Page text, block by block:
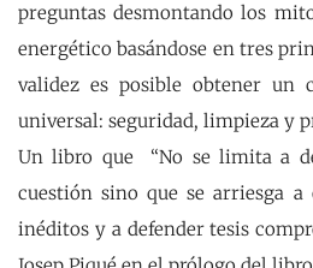
preguntas desmontando los
energético basándose en tres
validez es posible obtener un
universal: seguridad, limpieza y
Un libro que “No se limita a
cuestión sino que se arriesga
inéditos y a defender tesis